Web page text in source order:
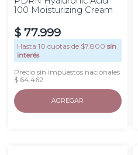
100 Moisturizing Cream
$ 77.999
Hasta 10 cuotas de $7.800 sin
interés
Precio sin impuestos nacionales
$ 64.462
AGREGAR